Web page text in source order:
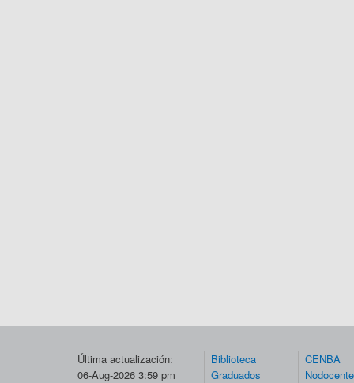
Última actualización:
06-Aug-2026 3:59 pm
Biblioteca
Graduados
CENBA